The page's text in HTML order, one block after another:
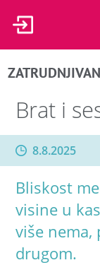
Brat i
8.8.2025
Bliskost
visine u
više nema,
drugom.